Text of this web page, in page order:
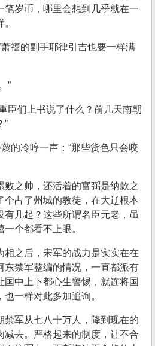
笔岁币，哪里会想到几乎就在一
萧禧的副手耶律引吉也要一样满
”
臣们上书说了什么？前几天南朝
”
的冷哼一声：“那些货色只会咬
败之帅，还活着的富弼是纳款之
个占了州城的教徒，在大辽根本
有几起？这些所谓名臣元老，虽
个都看不上眼。
相之后，宋军的战力是实实在在
东禁军整编的情况，一直都派有
国中上下都心生警惕，就连将国
一样对此多加追询。
禁军从七八十万人，降到现在的
减去。严格起来的制度，让不合